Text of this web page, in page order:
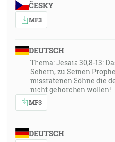
ČESKY
MP3
DEUTSCH
Thema: Jesaia 30,8-13:
Sehern, zu Seinen
missratenen Söhne die
nicht gehorchen wollen!
MP3
DEUTSCH